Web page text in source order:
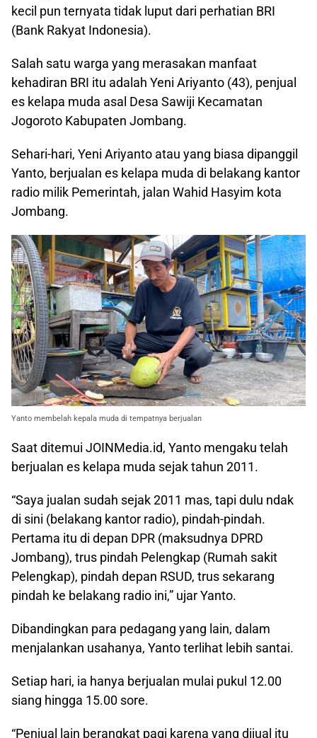
kecil pun ternyata tidak luput dari perhatian BRI
(Bank Rakyat Indonesia).
Salah satu warga yang merasakan manfaat
kehadiran BRI itu adalah Yeni Ariyanto (43), penjual
es kelapa muda asal Desa Sawiji Kecamatan
Jogoroto Kabupaten Jombang.
Sehari-hari, Yeni Ariyanto atau yang biasa dipanggil
Yanto, berjualan es kelapa muda di belakang kantor
radio milik Pemerintah, jalan Wahid Hasyim kota
Jombang.
Yanto membelah kepala muda di tempatnya berjualan
Saat ditemui JOINMedia.id, Yanto mengaku telah
berjualan es kelapa muda sejak tahun 2011.
“Saya jualan sudah sejak 2011 mas, tapi dulu ndak
di sini (belakang kantor radio), pindah-pindah.
Pertama itu di depan DPR (maksudnya DPRD
Jombang), trus pindah Pelengkap (Rumah sakit
Pelengkap), pindah depan RSUD, trus sekarang
pindah ke belakang radio ini,” ujar Yanto.
Dibandingkan para pedagang yang lain, dalam
menjalankan usahanya, Yanto terlihat lebih santai.
Setiap hari, ia hanya berjualan mulai pukul 12.00
siang hingga 15.00 sore.
“Penjual lain berangkat pagi karena yang dijual itu